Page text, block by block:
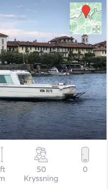
50
Kryssning
0